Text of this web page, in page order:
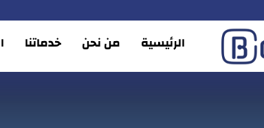
الرئيسية من نحن خدماتنا